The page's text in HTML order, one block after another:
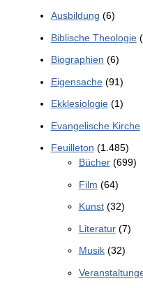
Ausbildung (6)
Biblische Theologie
Biographien (6)
Eigensache(91)
Ekklesiologie(1)
Evangelische Kirche
Feuilleton (1.485)
Bücher(699)
Film (64)
Kunst(32)
Literatur(7)
Musik(32)